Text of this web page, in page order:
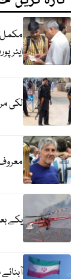
مکمل
لکی
یکے بعد دیگرے 2